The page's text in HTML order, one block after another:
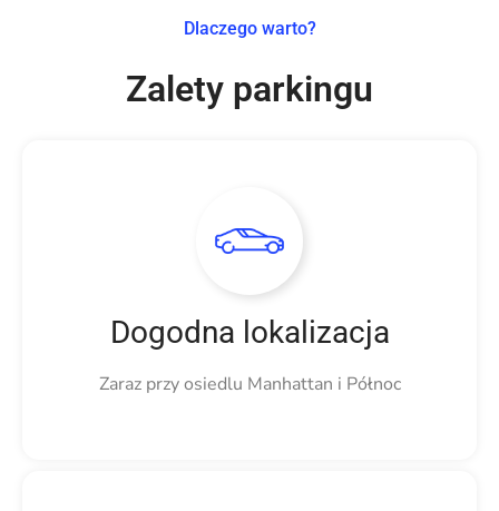
Dlaczego warto?
Zalety parkingu
Dogodna lokalizacja
Zaraz przy osiedlu Manhattan i Północ